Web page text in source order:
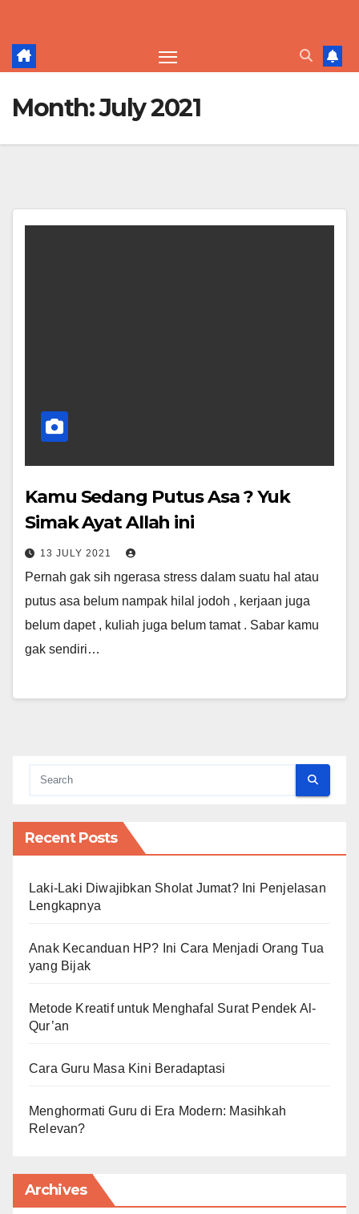
content
Month:July 2021
Kamu Sedang Putus Asa ? Yuk
Simak Ayat Allah ini
13 JULY 2021
Pernah gak sih ngerasa stress dalam suatu hal atau
putus asa belum nampak hilal jodoh , kerjaan juga
belum dapet , kuliah juga belum tamat . Sabar kamu
gak sendiri…
Recent Posts
Laki-Laki Diwajibkan Sholat Jumat? Ini Penjelasan
Lengkapnya
Anak Kecanduan HP? Ini Cara Menjadi Orang Tua
yang Bijak
Metode Kreatif untuk Menghafal Surat Pendek Al-
Qur’an
Cara Guru Masa Kini Beradaptasi
Menghormati Guru di Era Modern: Masihkah
Relevan?
Archives